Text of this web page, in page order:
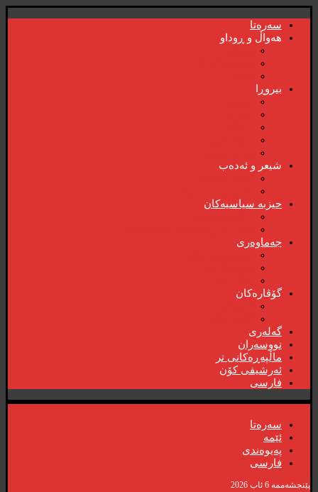
سەرەتا
هەواڵ و ڕوداو
بیروڕا
شیعر و ئەدەب
حیزبە سیاسیەکان
جەماوەری
گۆڤارەکان
گەلەری
نووسەران
ماڵپەڕەکانی تر
ئەرشیفی کۆن
فارسی
سەرەتا
ئێمە
پەیوەندی
فارسی
پێنجشەممە 6 ئاب 2026